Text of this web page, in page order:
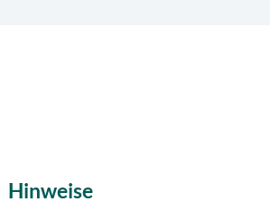
Hinweise